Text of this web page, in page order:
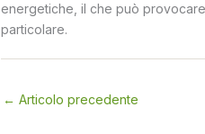
energetiche, il che può
particolare.
← Articolo precedente